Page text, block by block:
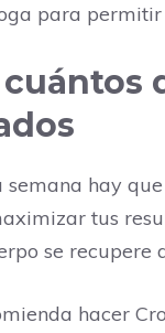
para
semana hay
tus
se recupere
hacer